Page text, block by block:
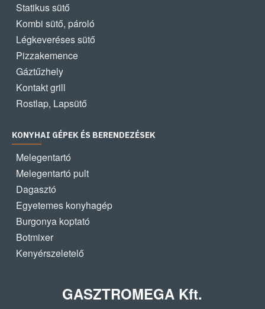
Statikus sütő
Kombi sütő, pároló
Légkeveréses sütő
Pizzakemence
Gáztűzhely
Kontakt grill
Rostlap, Lapsütő
KONYHAI GÉPEK ÉS BERENDEZÉSEK
Melegentartó
Melegentartó pult
Dagasztó
Egyetemes konyhagép
Burgonya koptató
Botmixer
Kenyérszeletelő
GASZTROMEGA Kft.